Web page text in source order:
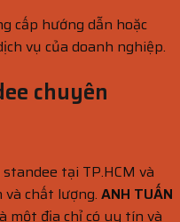
cấp hướng dẫn hoặc
vụ của doanh nghiệp.
chuyên
tại TP.HCM và
chất lượng. ANH TUẤN
một địa chỉ có uy tín và